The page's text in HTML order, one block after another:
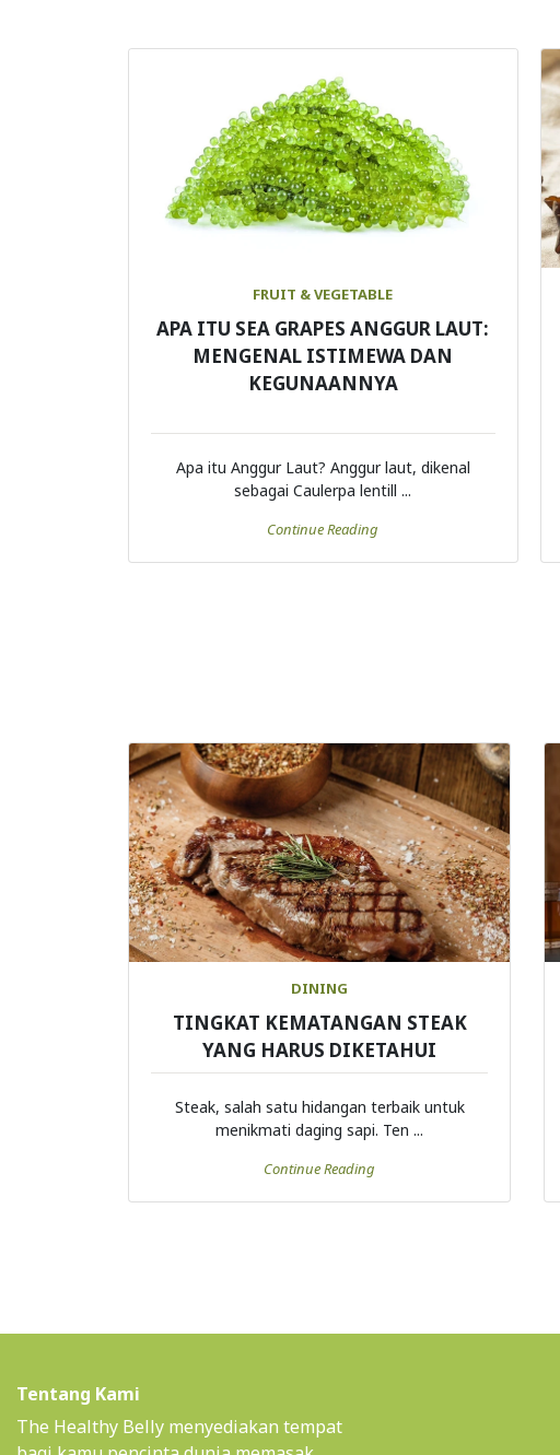
FRUIT & VEGETABLE
APA ITU SEA GRAPES ANGGUR LAUT:
MENGENAL ISTIMEWA DAN
KEGUNAANNYA
Apa itu Anggur Laut? Anggur laut, dikenal
sebagai Caulerpa lentill ...
Continue Reading
DINING
TINGKAT KEMATANGAN STEAK
YANG HARUS DIKETAHUI
Steak, salah satu hidangan terbaik untuk
menikmati daging sapi. Ten ...
Continue Reading
Tentang Kami
The Healthy Belly menyediakan tempat